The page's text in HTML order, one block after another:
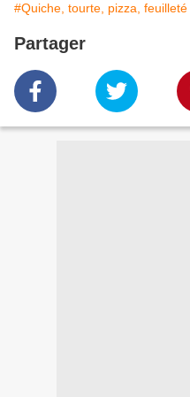
#Quiche, tourte, pizza, feuilleté
Partager